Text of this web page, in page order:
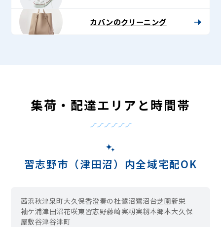
カバンのクリーニング
集荷・配達エリアと時間帯
習志野市（津田沼）内全域宅配OK
茜浜秋津泉町大久保香澄奏の杜鷺沼鷺沼台芝園新栄
袖ケ浦津田沼花咲東習志野藤崎実籾実籾本郷本大久保
屋敷谷津谷津町